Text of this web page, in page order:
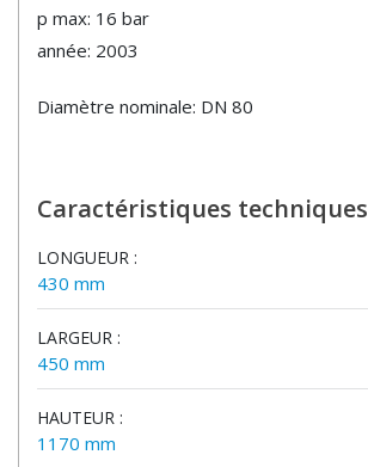
p max: 16 bar
année: 2003
Diamètre nominale: DN 80
Caractéristiques techniques
LONGUEUR :
430 mm
LARGEUR :
450 mm
HAUTEUR :
1170 mm